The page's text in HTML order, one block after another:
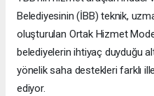
Belediyesinin (İBB) teknik,
oluşturulan Ortak Hizmet
belediyelerin ihtiyaç duyduğu
yönelik saha destekleri farklı
ediyor.